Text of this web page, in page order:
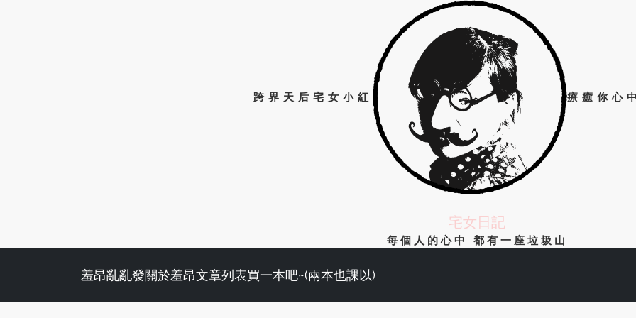
跨界天后宅女小紅 療癒你心
宅女日記
每個人的心中 都有一座垃圾山
羞昂亂亂發關於羞昂文章列表買一本吧~(兩本也課以)